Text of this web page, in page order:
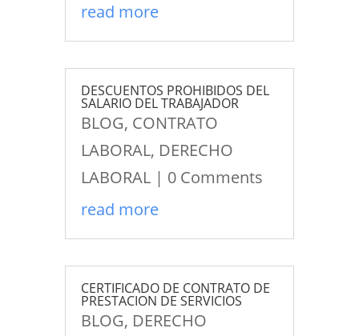
read more
DESCUENTOS PROHIBIDOS DEL
SALARIO DEL TRABAJADOR
BLOG, CONTRATO
LABORAL, DERECHO
LABORAL| 0 Comments
read more
CERTIFICADO DE CONTRATO DE
PRESTACION DE SERVICIOS
BLOG, DERECHO